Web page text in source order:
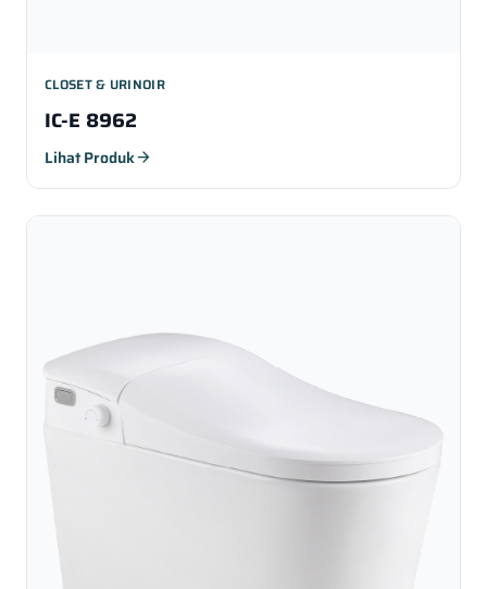
CLOSET & URINOIR
IC-E 8962
Lihat Produkarrow_forward